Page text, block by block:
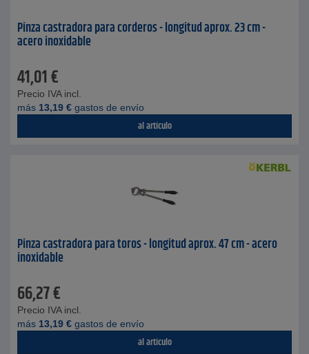
Pinza castradora para corderos - longitud aprox. 23 cm -
acero inoxidable
41,01€
Precio IVA incl.
más 13,19 € gastos de envío
al artículo
Pinza castradora para toros - longitud aprox. 47 cm - acero
inoxidable
66,27€
Precio IVA incl.
más 13,19 € gastos de envío
al artículo